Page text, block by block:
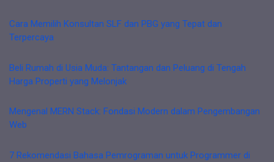
Cara Memilih Konsultan SLF dan PBG yang Tepat dan
Terpercaya
Beli Rumah di Usia Muda: Tantangan dan Peluang di Tengah
Harga Properti yang Melonjak
Mengenal MERN Stack: Fondasi Modern dalam Pengembangan
Web
7 Rekomendasi Bahasa Pemrograman untuk Programmer di